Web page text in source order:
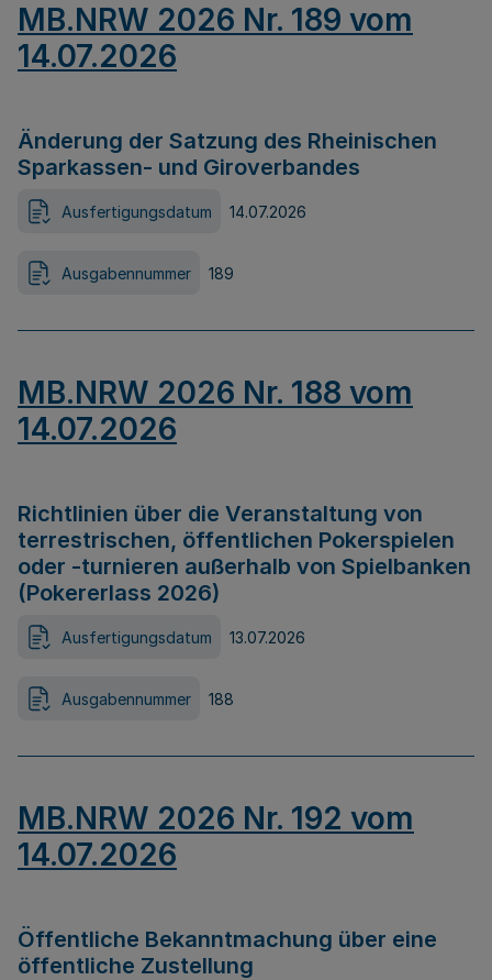
MB.NRW 2026 Nr. 189 vom
14.07.2026
Änderung der Satzung des Rheinischen
Sparkassen- und Giroverbandes
Ausfertigungsdatum 14.07.2026
Ausgabennummer 189
MB.NRW 2026 Nr. 188 vom
14.07.2026
Richtlinien über die Veranstaltung von
terrestrischen, öffentlichen Pokerspielen
oder -turnieren außerhalb von Spielbanken
(Pokererlass 2026)
Ausfertigungsdatum 13.07.2026
Ausgabennummer 188
MB.NRW 2026 Nr. 192 vom
14.07.2026
Öffentliche Bekanntmachung über eine
öffentliche Zustellung